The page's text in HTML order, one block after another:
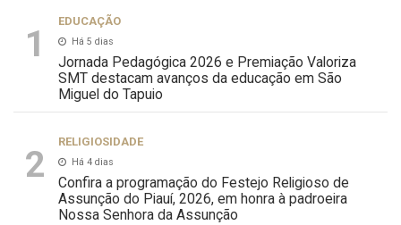
1
EDUCAÇÃO
Há 5 dias
Jornada Pedagógica 2026 e Premiação Valoriza
SMT destacam avanços da educação em São
Miguel do Tapuio
2
RELIGIOSIDADE
Há 4 dias
Confira a programação do Festejo Religioso de
Assunção do Piauí, 2026, em honra à padroeira
Nossa Senhora da Assunção